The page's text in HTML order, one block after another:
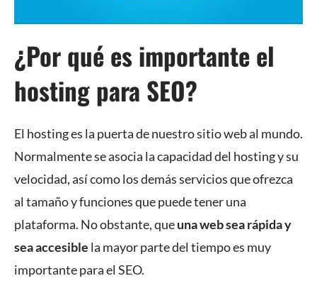
¿Por qué es importante el
hosting para SEO?
El hosting es la puerta de nuestro sitio web al mundo.
Normalmente se asocia la capacidad del hosting y su
velocidad, así como los demás servicios que ofrezca
al tamaño y funciones que puede tener una
plataforma. No obstante, queuna web sea rápida y
sea accesible la mayor parte del tiempo es muy
importante para el SEO.